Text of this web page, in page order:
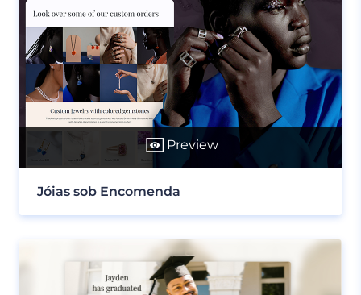
Preview
Jóias sob Encomenda